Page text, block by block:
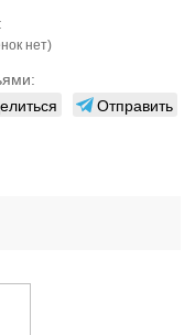
нет)
Отправить